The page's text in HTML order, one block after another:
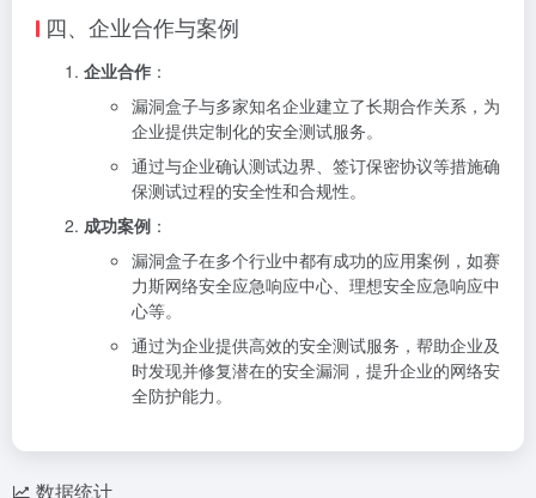
四、企业合作与案例
企业合作 ：
漏洞盒子与多家知名企业建立了长期合作关系，为
企业提供定制化的安全测试服务。
通过与企业确认测试边界、签订保密协议等措施确
保测试过程的安全性和合规性。
成功案例 ：
漏洞盒子在多个行业中都有成功的应用案例，如赛
力斯网络安全应急响应中心、理想安全应急响应中
心等。
通过为企业提供高效的安全测试服务，帮助企业及
时发现并修复潜在的安全漏洞，提升企业的网络安
全防护能力。
数据统计